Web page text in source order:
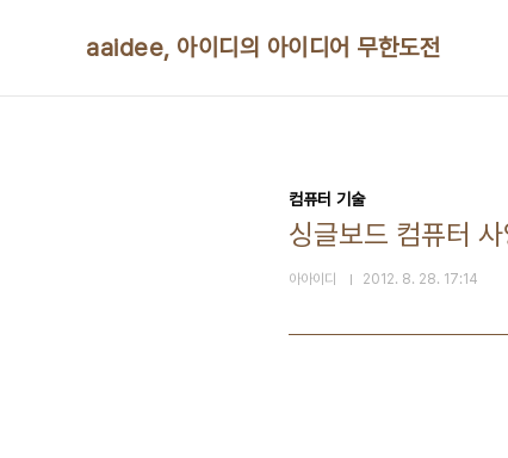
aaidee, 아이디의 아이디어 무한도전
컴퓨터 기술
싱글보드 컴퓨터
아아이디 2012. 8. 28. 17:14